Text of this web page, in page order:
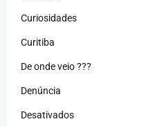
Curiosidades
Curitiba
De onde veio ???
Denúncia
Desativados